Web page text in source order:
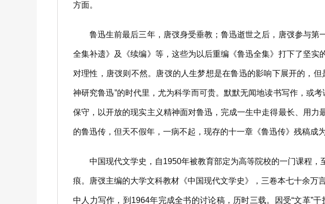
方面。
鲁迅生前最后三年，唐弢身受垂教；鲁迅逝世之后，唐弢参与第
全集补遗》及《续编》等，这些为以后重编《鲁迅全集》打下了坚
对理性，唐弢则不然。唐弢的人生梦想是在鲁迅的影响下展开的，
神研究鲁迅”的时代里，尤为科学而可贵。默默无闻地读书写作，或
保守，以开放的现实主义精神面对鲁迅，完成一生中走得最长、用
的鲁迅传，但天不假年，一病不起，现存的十一章《鲁迅传》残稿成
中国现代文学史，自1950年被教育部定为高等院校的一门课程，
痕。唐弢主编的大学文科教材《中国现代文学史》，三卷本七十余
中人力写作，到1964年完成全书的讨论稿，历时三载。因受“文革”